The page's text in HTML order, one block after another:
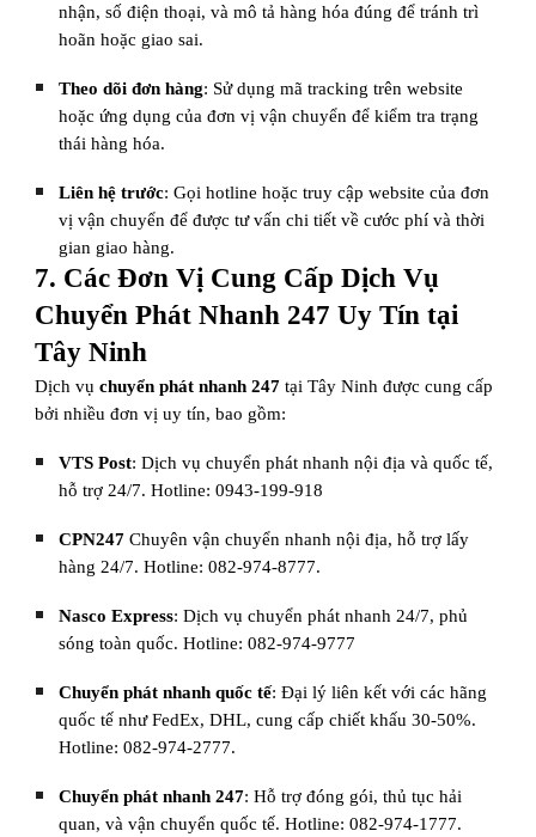
nhận, số điện thoại, và mô tả hàng hóa đúng để tránh trì
hoãn hoặc giao sai.
Theo dõi đơn hàng: Sử dụng mã tracking trên website
hoặc ứng dụng của đơn vị vận chuyển để kiểm tra trạng
thái hàng hóa.
Liên hệ trước: Gọi hotline hoặc truy cập website của đơn
vị vận chuyển để được tư vấn chi tiết về cước phí và thời
gian giao hàng.
7. Các Đơn Vị Cung Cấp Dịch Vụ
Chuyển Phát Nhanh 247 Uy Tín tại
Tây Ninh
Dịch vụchuyển phát nhanh 247 tại Tây Ninh được cung cấp
bởi nhiều đơn vị uy tín, bao gồm:
VTS Post: Dịch vụ chuyển phát nhanh nội địa và quốc tế,
hỗ trợ 24/7. Hotline: 0943-199-918
CPN247 Chuyên vận chuyển nhanh nội địa, hỗ trợ lấy
hàng 24/7. Hotline: 082-974-8777.
Nasco Express: Dịch vụ chuyển phát nhanh 24/7, phủ
sóng toàn quốc. Hotline: 082-974-9777
Chuyển phát nhanh quốc tế: Đại lý liên kết với các hãng
quốc tế như FedEx, DHL, cung cấp chiết khấu 30-50%.
Hotline: 082-974-2777.
Chuyển phát nhanh 247: Hỗ trợ đóng gói, thủ tục hải
quan, và vận chuyển quốc tế. Hotline: 082-974-1777.